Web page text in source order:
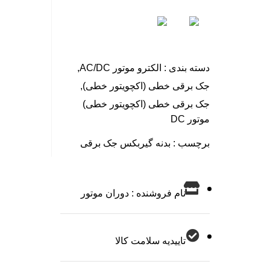
دسته بندی : الکترو موتور AC/DC
,
جک برقی خطی (اکچویتور خطی),
جک برقی خطی (اکچویتور خطی)
موتور DC
برچسب : بدنه گیربکس جک برقی
نام فروشنده : دوران موتور
تاییدیه سلامت کالا